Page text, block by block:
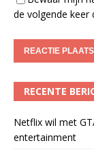
de volgende keer
RECENTE
Netflix wil met
entertainment